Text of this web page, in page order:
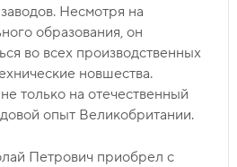
Несмотря на
образования, он
во всех производственных
новшества.
только на отечественный
опыт Великобритании.
Петрович приобрел с